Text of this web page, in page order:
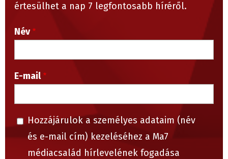
értesülhet a nap 7 legfontosabb híréről.
Név
E-mail
Hozzájárulok a személyes adataim (név
és e-mail cím) kezeléséhez a Ma7
médiacsalád hírlevelének fogadása